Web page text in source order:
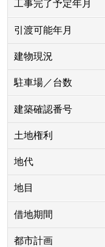
工事完了予定年月
引渡可能年月
建物現況
駐車場／台数
建築確認番号
土地権利
地代
地目
借地期間
都市計画